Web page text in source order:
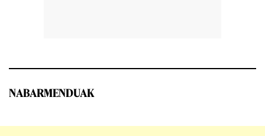
NABARMENDUAK